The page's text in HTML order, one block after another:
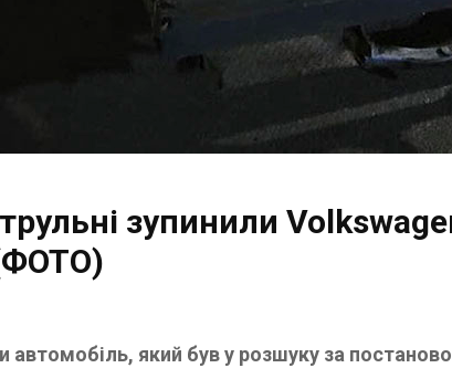
зупинили
автомобіль, який був у розшуку за